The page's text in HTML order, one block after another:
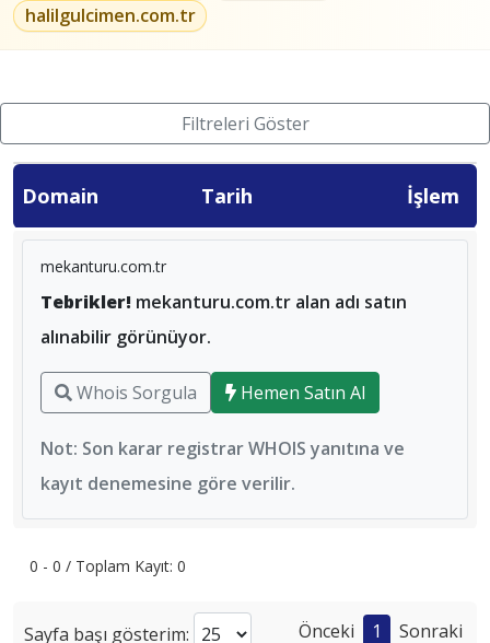
halilgulcimen.com.tr
Filtreleri Göster
Domain Tarih İşlem
mekanturu.com.tr
Tebrikler! mekanturu.com.tr alan adı satın
alınabilir görünüyor.
Whois Sorgula Hemen Satın Al
Not: Son karar registrar WHOIS yanıtına ve
kayıt denemesine göre verilir.
0 - 0 / Toplam Kayıt: 0
Sayfa başı gösterim: Önceki 1 Sonraki